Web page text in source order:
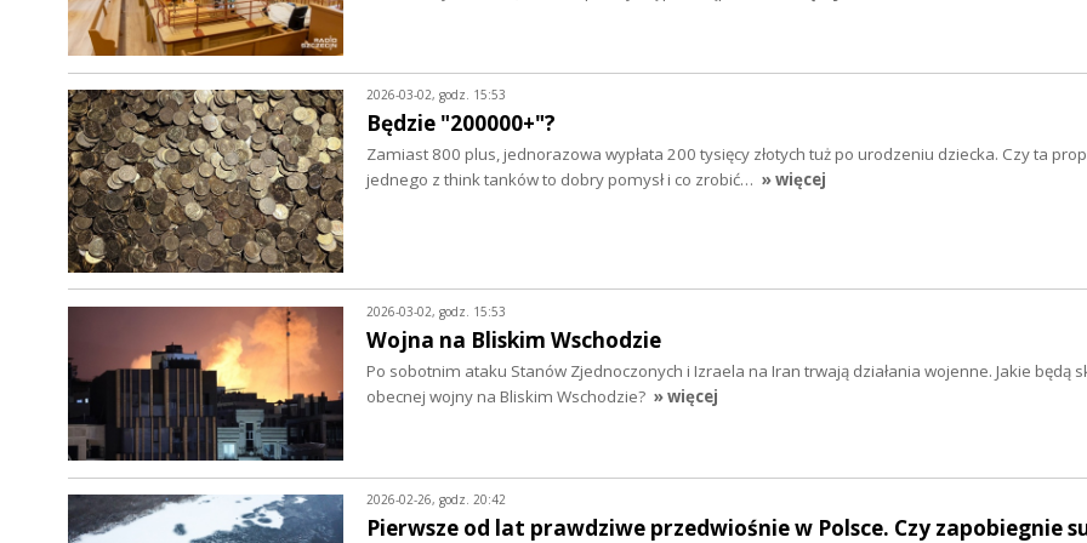
2026-03-02, godz. 15:53
Będzie "200000+"?
Zamiast 800 plus, jednorazowa wypłata 200 tysięcy złotych tuż po urodzeniu dziecka. Czy ta
jednego z think tanków to dobry pomysł i co zrobić… » więcej
2026-03-02, godz. 15:53
Wojna na Bliskim Wschodzie
Po sobotnim ataku Stanów Zjednoczonych i Izraela na Iran trwają działania wojenne. Jakie będą
obecnej wojny na Bliskim Wschodzie? » więcej
2026-02-26, godz. 20:42
Pierwsze od lat prawdziwe przedwiośnie w Polsce. Czy zapobiegnie